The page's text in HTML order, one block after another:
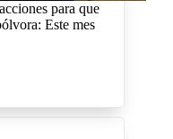
para que
Este mes